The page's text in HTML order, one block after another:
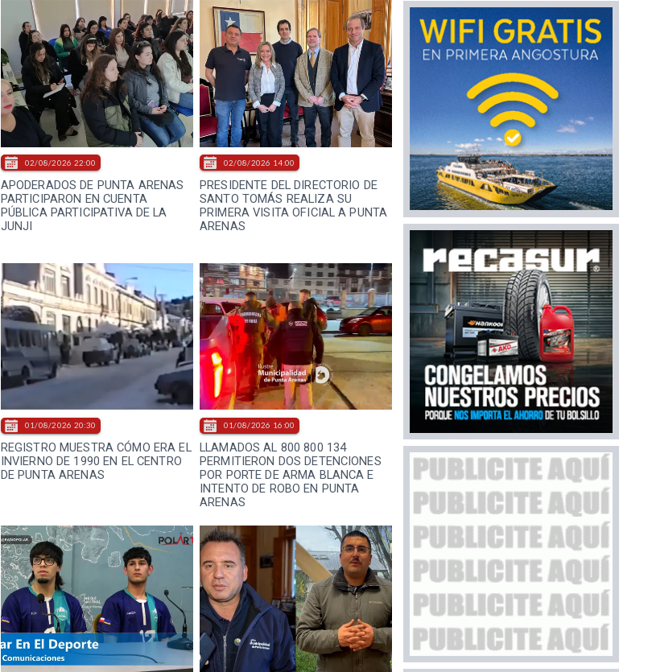
APODERADOS DE PUNTA ARENAS
PARTICIPARON EN CUENTA
PÚBLICA PARTICIPATIVA DE LA
JUNJI
02/08/2026 22:00
PRESIDENTE DEL DIRECTORIO DE
SANTO TOMÁS REALIZA SU
PRIMERA VISITA OFICIAL A PUNTA
ARENAS
02/08/2026 14:00
REGISTRO MUESTRA CÓMO ERA EL
INVIERNO DE 1990 EN EL CENTRO
DE PUNTA ARENAS
01/08/2026 20:30
LLAMADOS AL 800 800 134
PERMITIERON DOS DETENCIONES
POR PORTE DE ARMA BLANCA E
INTENTO DE ROBO EN PUNTA
ARENAS
01/08/2026 16:00